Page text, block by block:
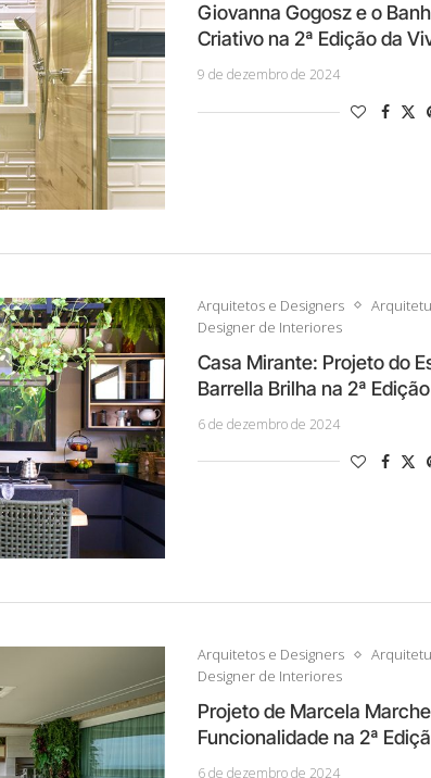
Giovanna Gogosz e o
Criativo na 2ª Edição da
9 de dezembro de 2024
Arquitetos e Designers
Designer de Interiores
Casa Mirante: Projeto do
Barrella Brilha na 2ª
6 de dezembro de 2024
Arquitetos e Designers
Designer de Interiores
Projeto de Marcela
Funcionalidade na 2ª
6 de dezembro de 2024